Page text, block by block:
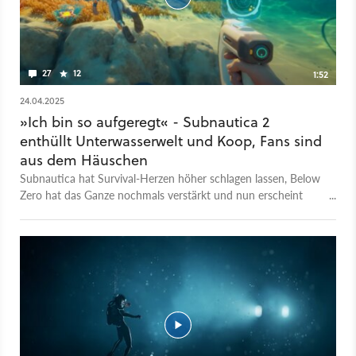
auf die wir am wenigsten warten müssen und enden mit
denen, die noch kein festes Release-Datum haben. Los geht’s
mit 30 Spiele-Highlights in der zweiten Jahreshälfte 2025.
27 12
1:52
24.04.2025
»Ich bin so aufgeregt« - Subnautica 2
enthüllt Unterwasserwelt und Koop, Fans sind
aus dem Häuschen
Subnautica hat Survival-Herzen höher schlagen lassen, Below
Zero hat das Ganze nochmals verstärkt und nun erscheint
Gameplay-Szenen. Offensichtlich ist das User Interface
überarbeitet worden, unter anderem befindet sich die
Sauerstoff-Anzeige nun in der rechten oberen Ecke. Außerdem
sieht man weitere Taucher, Subnautica 2 bietet nämlich
erstmals einen offiziellen Koop-Modus für bis zu vier Spieler
an. Am Ende fragt der Lead Designer Anthony Gallegos die